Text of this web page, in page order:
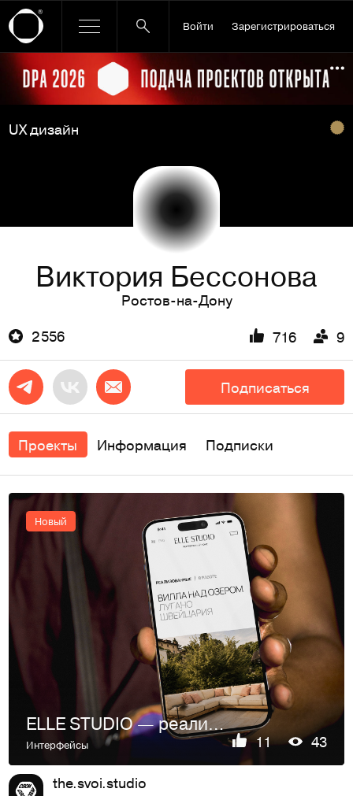
Войти Зарегистрироваться
Ссылка баннера
UX дизайн
Виктория Беccонова
Ростов-на-Дону
2 556
716 9
Подписаться
Проекты Информация Подписки
Новый
ELLE STUDIO — реализация премиальных интерьеров.
Интерфейсы 11 43
the.svoi.studio